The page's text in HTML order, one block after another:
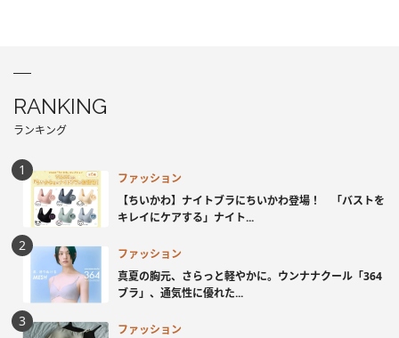
RANKING
ランキング
ファッション
【ちいかわ】ナイトブラにちいかわ登場！ 「バストを
キレイにケアする」ナイト...
ファッション
真夏の胸元、さらっと軽やかに。ウンナナクール「364
ブラ」、通気性に優れた...
ファッション